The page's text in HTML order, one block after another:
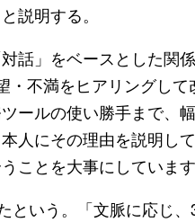
説明する。
」をベースとした関係
不満をヒアリングして
ールの使い勝手まで、
人にその理由を説明し
ことを大事にしています
という。「文脈に応じ